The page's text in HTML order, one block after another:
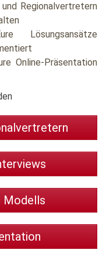
Regionalvertretern
Lösungsansätze
Online-Präsentation
Modells